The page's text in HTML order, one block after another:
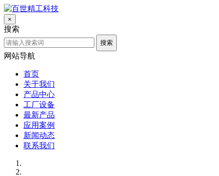
×
搜索
搜索
网站导航
首页
关于我们
产品中心
工厂设备
最新产品
应用案例
新闻动态
联系我们